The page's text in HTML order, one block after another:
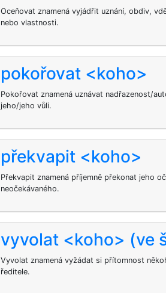
Oceňovat znamená vyjádřit uznání, obdiv,
nebo vlastnosti.
pokořovat <koho>
Pokořovat znamená uznávat nadřazenost/
jeho/jeho vůli.
překvapit <koho>
Překvapit znamená příjemně překonat jeho
neočekávaného.
vyvolat <koho> (ve
Vyvolat znamená vyžádat si přítomnost
ředitele.